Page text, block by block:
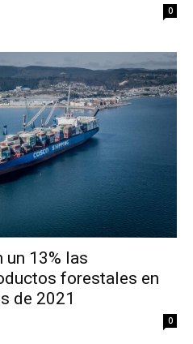
0
un 13% las
forestales en
de 2021
0